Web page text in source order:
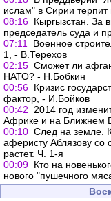
ислам" в Сирии
08:16 Кыргызстан. За
председатель суда и
07:11
Военное
1, - В.Терехов
02:15 Сможет ли
НАТО? - Н.Бобкин
00:56 Кризис
фактор, - И.Бойков
00:42
2014 год
Африке и на Ближнем
00:10 След на земле.
аферисту Аблязову со
растет. Ч. 1-я
00:09 Кто на
нового "пушечного